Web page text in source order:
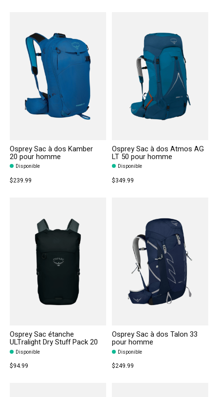
Osprey Sac à dos Kamber
20 pour homme
Disponible
$239.99
Osprey Sac à dos Atmos AG
LT 50 pour homme
Disponible
$349.99
Osprey Sac étanche
ULTralight Dry Stuff Pack 20
Disponible
$94.99
Osprey Sac à dos Talon 33
pour homme
Disponible
$249.99